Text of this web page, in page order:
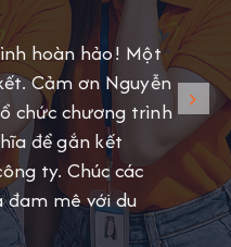
hoàn hảo! Một
Cảm ơn Nguyễn
chức chương trình
để gắn kết
ty. Chúc các
đam mê với du